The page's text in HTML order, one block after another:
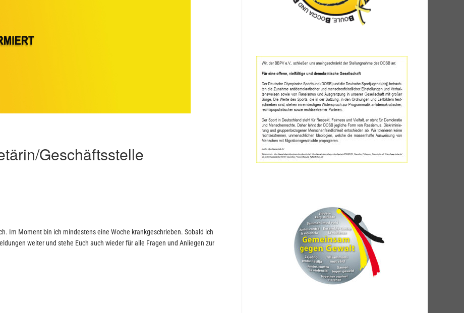
Geschäftsstelle
Im Moment bin ich mindestens eine Woche krankgeschrieben. Sobald ich
weiter und stehe Euch auch wieder für alle Fragen und Anliegen zur